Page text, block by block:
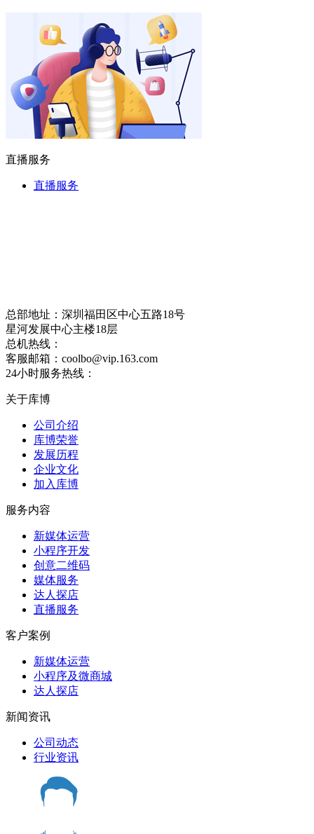
直播服务
直播服务
总部地址：深圳福田区中心五路18号
星河发展中心主楼18层
总机热线：
客服邮箱：coolbo@vip.163.com
24小时服务热线：
关于库博
公司介绍
库博荣誉
发展历程
企业文化
加入库博
服务内容
新媒体运营
小程序开发
创意二维码
媒体服务
达人探店
直播服务
客户案例
新媒体运营
小程序及微商城
达人探店
新闻资讯
公司动态
行业资讯